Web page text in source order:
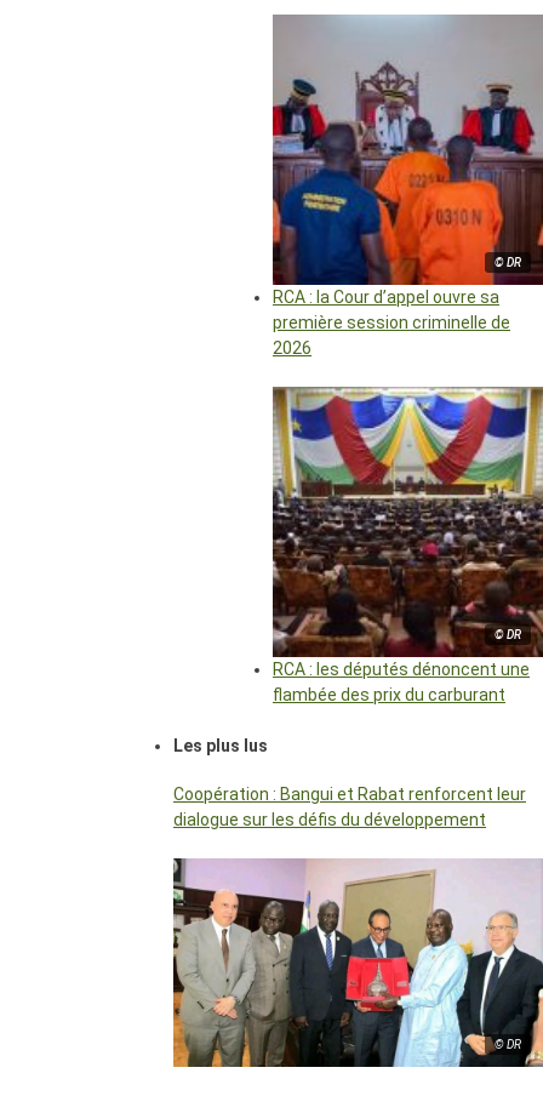
© DR
RCA : la Cour d’appel ouvre sa
première session criminelle de
2026
© DR
RCA : les députés dénoncent une
flambée des prix du carburant
Les plus lus
Coopération : Bangui et Rabat renforcent leur
dialogue sur les défis du développement
© DR